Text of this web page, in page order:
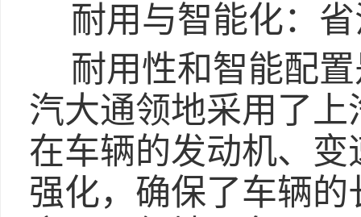
耐用与智能化：
耐用性和智能配
汽大通领地采用了
在车辆的发动机、
强化，确保了车辆